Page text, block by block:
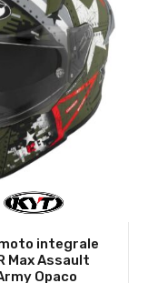
integrale
Max Assault
Opaco